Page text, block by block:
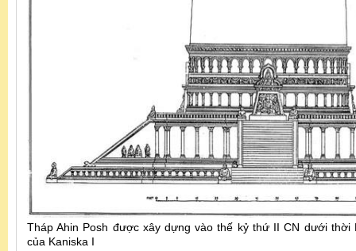
Tháp Ahin Posh được xây dựng vào thế kỷ thứ II CN dưới thời
của Kaniska I